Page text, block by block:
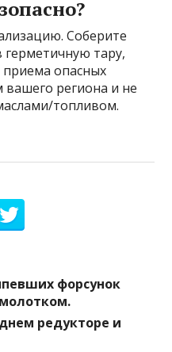
Соберите
тару,
приема опасных
региона и не
топливом.
форсунок
редукторе и